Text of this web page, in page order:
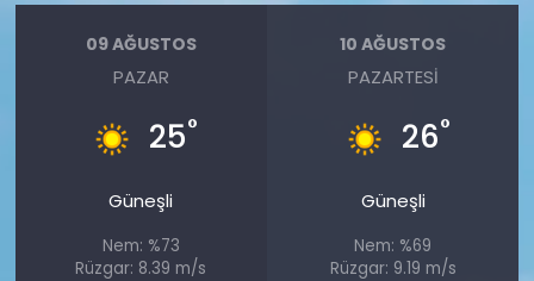
09 AĞUSTOS
PAZAR
25°
Güneşli
Nem: %73
Rüzgar: 8.39 m/s
10 AĞUSTOS
PAZARTESI
26°
Güneşli
Nem: %69
Rüzgar: 9.19 m/s